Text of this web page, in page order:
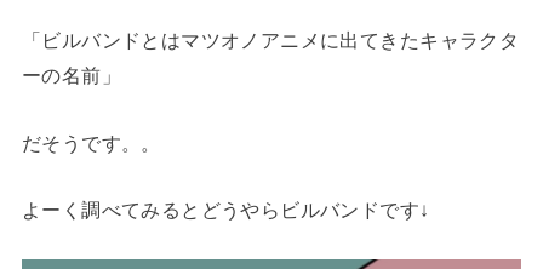
「ビルバンドとはマツオノアニメに出てきたキャラクタ
ーの名前」
だそうです。。
よーく調べてみるとどうやらビルバンドです↓